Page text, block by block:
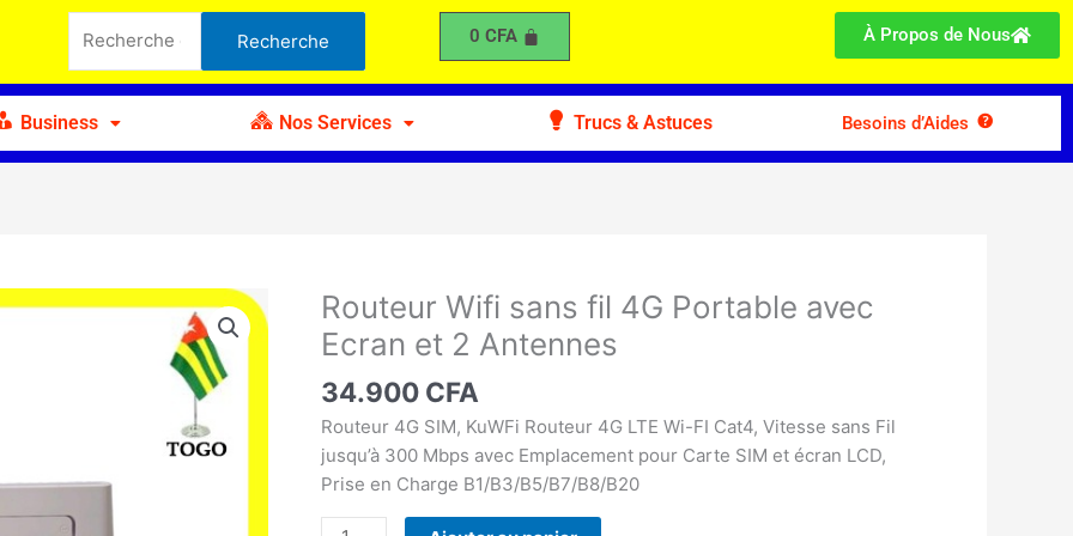
pour :
Recherche 0 CFA À Propos de Nous
Business Nos Services Trucs & Astuces Besoins d’Aides
Routeur Wifi sans fil 4G Portable avec
Ecran et 2 Antennes
34.900 CFA
Routeur 4G SIM, KuWFi Routeur 4G LTE Wi-FI Cat4, Vitesse sans Fil
jusqu’à 300 Mbps avec Emplacement pour Carte SIM et écran LCD,
Prise en Charge B1/B3/B5/B7/B8/B20
quantité
de
Routeur
Wifi
sans
fil
4G
avec
4G
Portable
Ecran